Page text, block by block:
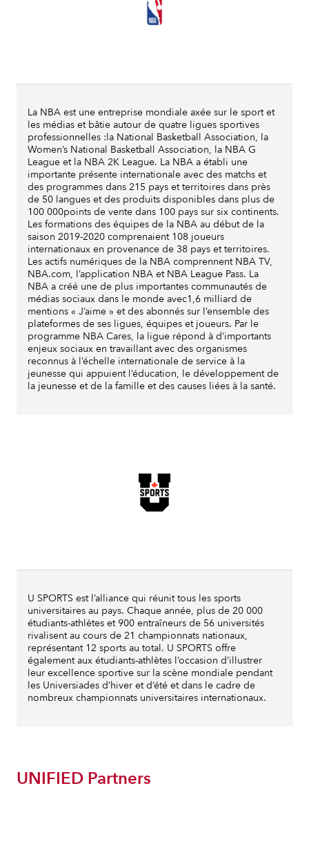
La NBA est une entreprise mondiale axée sur le sport et
les médias et bâtie autour de quatre ligues sportives
professionnelles :la National Basketball Association, la
Women’s National Basketball Association, la NBA G
League et la NBA 2K League. La NBA a établi une
importante présente internationale avec des matchs et
des programmes dans 215 pays et territoires dans près
de 50 langues et des produits disponibles dans plus de
100 000points de vente dans 100 pays sur six continents.
Les formations des équipes de la NBA au début de la
saison 2019-2020 comprenaient 108 joueurs
internationaux en provenance de 38 pays et territoires.
Les actifs numériques de la NBA comprennent NBA TV,
NBA.com, l’application NBA et NBA League Pass. La
NBA a créé une de plus importantes communautés de
médias sociaux dans le monde avec1,6 milliard de
mentions « J’aime » et des abonnés sur l’ensemble des
plateformes de ses ligues, équipes et joueurs. Par le
programme NBA Cares, la ligue répond à d’importants
enjeux sociaux en travaillant avec des organismes
reconnus à l’échelle internationale de service à la
jeunesse qui appuient l’éducation, le développement de
la jeunesse et de la famille et des causes liées à la santé.
U SPORTS est l’alliance qui réunit tous les sports
universitaires au pays. Chaque année, plus de 20 000
étudiants-athlètes et 900 entraîneurs de 56 universités
rivalisent au cours de 21 championnats nationaux,
représentant 12 sports au total. U SPORTS offre
également aux étudiants-athlètes l’occasion d’illustrer
leur excellence sportive sur la scène mondiale pendant
les Universiades d’hiver et d’été et dans le cadre de
nombreux championnats universitaires internationaux.
UNIFIED Partners